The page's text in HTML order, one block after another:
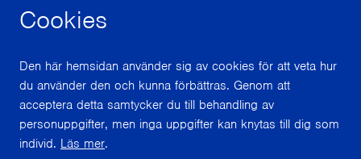
Cookies
Den här hemsidan använder sig av cookies för att veta hur
du använder den och kunna förbättras. Genom att
acceptera detta samtycker du till behandling av
personuppgifter, men inga uppgifter kan knytas till dig som
individ. Läs mer.
Med stöd från